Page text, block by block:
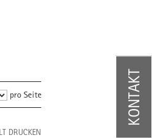
pro Seite
DRUCKEN
KONTAKT